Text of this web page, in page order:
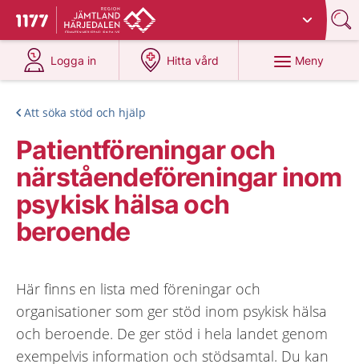
Till startsidan för 1177
Du har valt region
Logga in
på 1177.se
Hitta vård
på 1177.se
Meny
Att söka stöd och hjälp
Patientföreningar och
närståendeföreningar inom
psykisk hälsa och
beroende
Här finns en lista med föreningar och
organisationer som ger stöd inom psykisk hälsa
och beroende. De ger stöd i hela landet genom
exempelvis information och stödsamtal. Du kan